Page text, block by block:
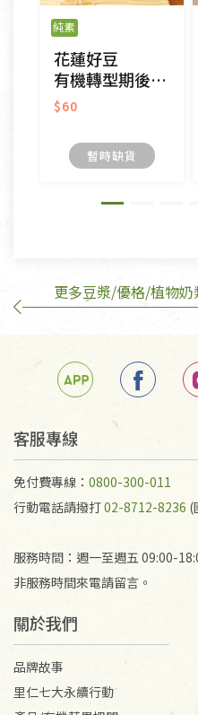
之商品、以及性質上無法
CD、VCD、DVD、電腦
接受原片換新。
衣飾鞋類-如T恤，如於
美容保養用品、內衣褲
內衣褲、襪子、口罩個人
外,依據《通訊交易解除
純素
花蓮好豆
有機轉型期後山醇豆奶茶
$60
暫時缺貨
更多豆漿/優格/植物奶
客服專線
免付費專線： 0800-300-011
行動電話請撥打02-8712-8236 (
服務時間：週一至週五 09:00-
非服務時間來電請留言。
關於我們
品牌故事
里仁七大永續行動